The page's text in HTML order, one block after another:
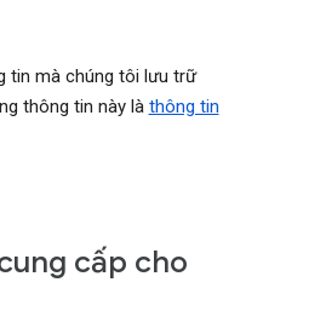
tin mà chúng tôi lưu trữ
thông tin này là thông tin
cấp cho